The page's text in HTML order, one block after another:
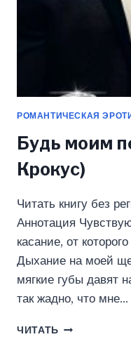
РОМАНТИЧЕСКАЯ
Будь моим
Крокус)
Читать книгу без
Аннотация
касание, от
Дыхание на моей
мягкие губы давят
так жадно, что мне…
ЧИТАТЬ БУДЬ